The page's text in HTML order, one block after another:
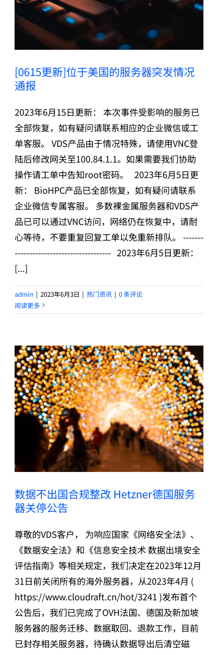
请
[0615更新]位于美国的服务器突发情况
通报
2023年6月15日更新： 本次事件受影响的服务已
全部恢复，如有疑问请联系相应的企业微信或工
单客服。 VDS产品由于情况特殊，请使用VNC登
陆后修改网关至100.84.1.1。如果需要我们协助
操作请工单中告知root密码。 2023年6月5日更
新： BioHPC产品已全部恢复，如有疑问请联系
企业微信专属客服。 多数裸金属服务器和VDS产
品已可以通过VNC访问，网络仍在恢复中，请耐
心等待，不要重复回复工单以免重新排队。 -------
--------------------------------- 2023年6月5日更新：
[...]
admin | 2023年6月3日 | 热门资讯 | 0 条评论
阅读更多
数据不出国合规整改 Hetzner德国服务
器关停公告
尊敬的VDS客户， 为响应国家《网络安全法》、
《数据安全法》和《信息安全技术 数据出境安全
评估指南》等相关规定，我们决定在2023年12月
31日前关闭所有的海外服务器，从2023年4月 (
https://www.cloudraft.cn/hot/3241 )发布首个
公告后，我们已完成了OVH法国、德国及新加坡
服务器的服务迁移、数据取回、退款工作，目前
已封存相关服务器，待确认数据导出后清空磁